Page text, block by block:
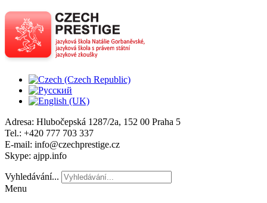
Adresa: Hlubočepská 1287/2a, 152 00 Praha 5
Tel.: +420 777 703 337
E-mail: info@czechprestige.cz
Skype: ajpp.info
Vyhledávání...
Menu